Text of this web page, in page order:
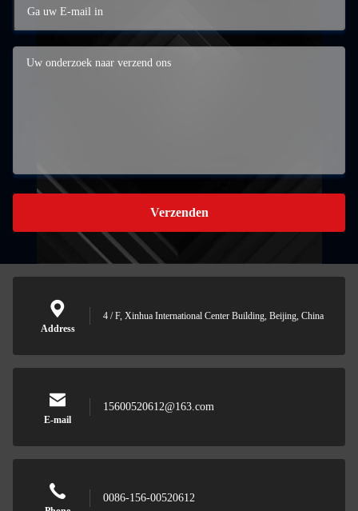
Verzenden
Address
4 / F, Xinhua International Center Building, Beijing, China
E-mail
15600520612@163.com
0086-156-00520612